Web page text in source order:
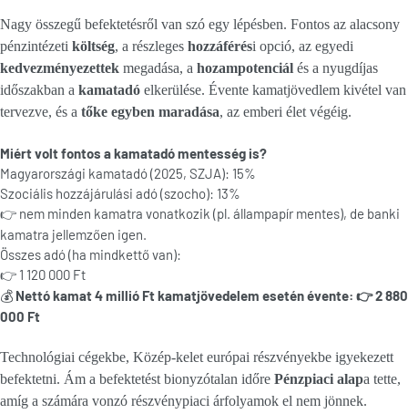
Nagy összegű befektetésről van szó egy lépésben. Fontos az alacsony
pénzintézeti költség, a részleges hozzáférési opció, az egyedi
kedvezményezettek megadása, a hozampotenciál és a nyugdíjas
időszakban a kamatadó elkerülése. Évente kamatjövedlem kivétel van
tervezve, és a tőke egyben maradása, az emberi élet végéig.
Miért volt fontos a kamatadó mentesség is?
Magyarországi kamatadó (2025, SZJA): 15%
Szociális hozzájárulási adó (szocho): 13%
👉 nem minden kamatra vonatkozik (pl. állampapír mentes), de banki
kamatra jellemzően igen.
Összes adó (ha mindkettő van):
👉 1 120 000 Ft
💰 Nettó kamat 4 millió Ft kamatjövedelem esetén évente: 👉2 880
000 Ft
Technológiai cégekbe, Közép-kelet európai részvényekbe igyekezett
befektetni. Ám a befektetést bionyzótalan időre Pénzpiaci alapa tette,
amíg a számára vonzó részvénypiaci árfolyamok el nem jönnek.